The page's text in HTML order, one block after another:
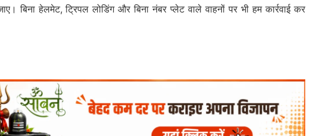
बिना हेलमेट, ट्रिपल लोडिंग और बिना नंबर प्लेट वाले वाहनों पर भी हम कार्रवाई कर